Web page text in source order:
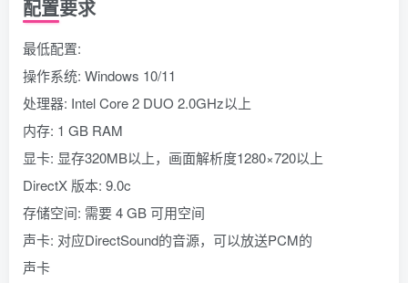
配置要求
最低配置:
操作系统: Windows 10/11
处理器: Intel Core 2 DUO 2.0GHz以上
内存: 1 GB RAM
显卡: 显存320MB以上，画面解析度1280×720以上
DirectX 版本: 9.0c
存储空间: 需要 4 GB 可用空间
声卡: 对应DirectSound的音源，可以放送PCM的
声卡